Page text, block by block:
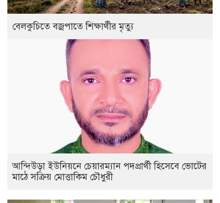
বেলকুচিতে বজ্রপাতে শিক্ষার্থীর মৃত্যু
আন্দিউড়া ইউনিয়নে চেয়ারম্যান পদপ্রার্থী হিসেবে ভোটের
মাঠে সক্রিয় মোত্তাকিম চৌধুরী